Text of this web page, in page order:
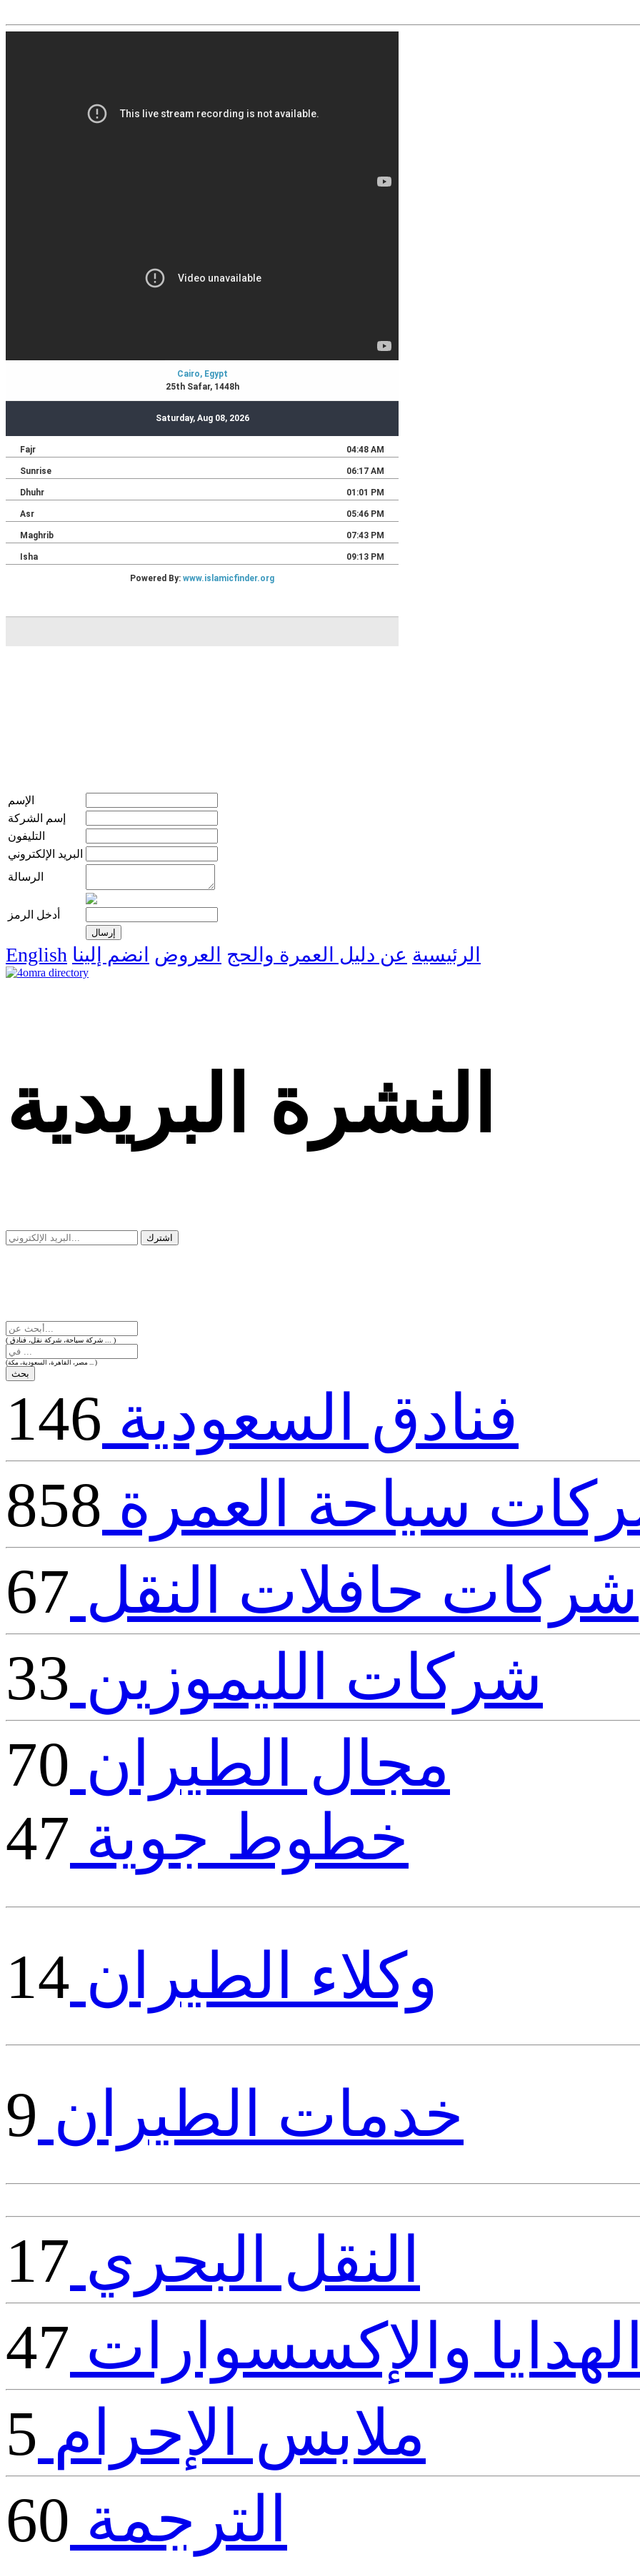
الإسم
إسم الشركة
التليفون
البريد الإلكتروني
الرسالة
أدخل الرمز
live
dealer
English الرئيسية عن دليل العمرة والحج العروض انضم إلينا
النشرة البريدية
( شركة سياحة، شركة نقل، فنادق ... )
(مصر، القاهرة، السعودية، مكة ... )
فنادق السعودية 146
سياحة العمرة 858
شركات حافلات النقل 67
شركات الليموزين 33
مجال الطيران 70
خطوط جوية 47
وكلاء الطيران 14
خدمات الطيران 9
النقل البحري 17
والإكسسوارات 47
ملابس الإحرام 5
الترجمة 60